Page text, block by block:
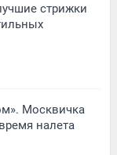
стрижки
Москвичка
налета